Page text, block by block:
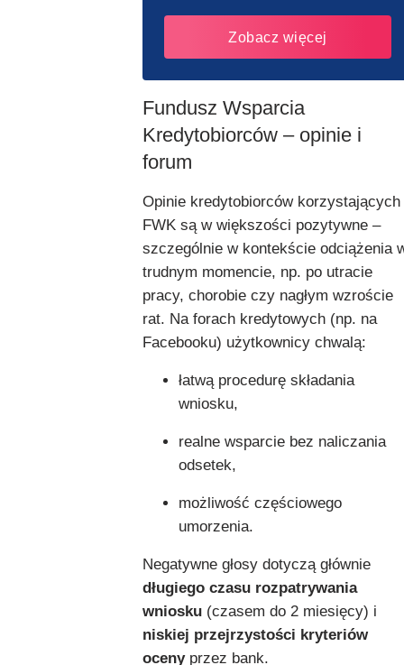
Zobacz więcej
Fundusz Wsparcia
Kredytobiorców – opinie i
forum
Opinie kredytobiorców korzystających
FWK są w większości pozytywne –
szczególnie w kontekście odciążenia
trudnym momencie, np. po utracie
pracy, chorobie czy nagłym wzroście
rat. Na forach kredytowych (np. na
Facebooku) użytkownicy chwalą:
łatwą procedurę składania
wniosku,
realne wsparcie bez naliczania
odsetek,
możliwość częściowego
umorzenia.
Negatywne głosy dotyczą głównie
długiego czasu rozpatrywania
wniosku (czasem do 2 miesięcy) i
niskiej przejrzystości kryteriów
ocenyprzez bank.